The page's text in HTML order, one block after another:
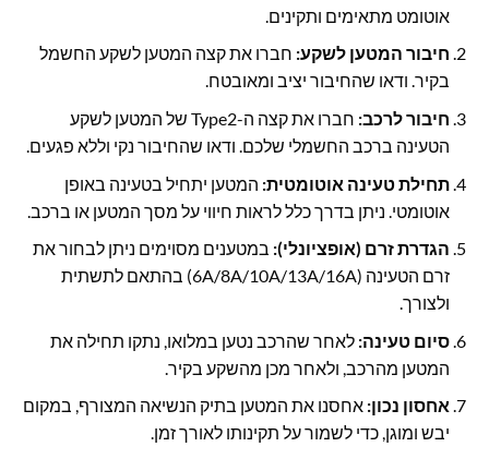
אוטומט מתאימים ותקינים.
חיבור המטען לשקע: חברו את קצה המטען לשקע החשמל
בקיר. ודאו שהחיבור יציב ומאובטח.
חיבור לרכב:
חברו את קצה ה-Type2 של המטען לשקע
הטעינה ברכב החשמלי שלכם. ודאו שהחיבור נקי וללא פגעים.
תחילת טעינה אוטומטית: המטען יתחיל בטעינה באופן
אוטומטי. ניתן בדרך כלל לראות חיווי על מסך המטען או ברכב.
הגדרת זרם (אופציונלי): במטענים מסוימים ניתן לבחור את
זרם הטעינה (6A/8A/10A/13A/16A) בהתאם לתשתית
ולצורך.
סיום טעינה: לאחר שהרכב נטען במלואו, נתקו תחילה את
המטען מהרכב, ולאחר מכן מהשקע בקיר.
אחסון נכון: אחסנו את המטען בתיק הנשיאה המצורף, במקום
יבש ומוגן, כדי לשמור על תקינותו לאורך זמן.